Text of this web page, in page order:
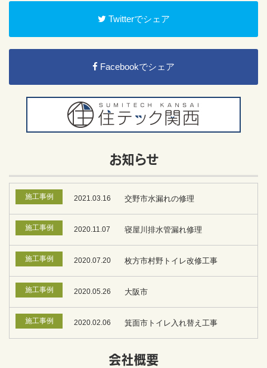
Twitterでシェア
Facebookでシェア
お知らせ
施工事例 2021.03.16 交野市水漏れの修理
施工事例 2020.11.07 寝屋川排水管漏れ修理
施工事例 2020.07.20 枚方市村野トイレ改修工事
施工事例 2020.05.26 大阪市
施工事例 2020.02.06 箕面市トイレ入れ替え工事
会社概要